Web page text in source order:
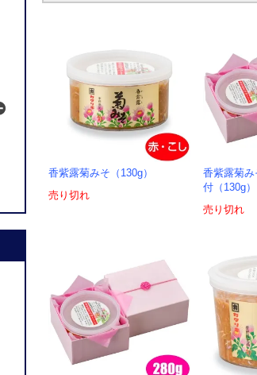
香紫露菊みそ（130g）
売り切れ
香紫露菊み
付（130g）
売り切れ